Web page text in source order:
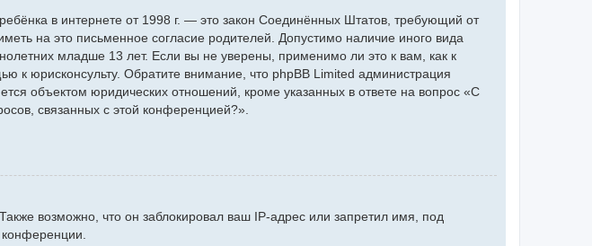
в интернете от 1998 г. — это закон Соединённых Штатов, требующий от
на это письменное согласие родителей. Допустимо наличие иного вида
младше 13 лет. Если вы не уверены, применимо ли это к вам, как к
юрисконсульту. Обратите внимание, что phpBB Limited администрация
объектом юридических отношений, кроме указанных в ответе на вопрос «С
связанных с этой конференцией?».
возможно, что он заблокировал ваш IP-адрес или запретил имя, под
конференции.